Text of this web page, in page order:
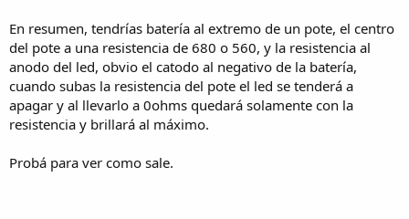
En resumen, tendrías batería al extremo de un pote, el centro
del pote a una resistencia de 680 o 560, y la resistencia al
anodo del led, obvio el catodo al negativo de la batería,
cuando subas la resistencia del pote el led se tenderá a
apagar y al llevarlo a 0ohms quedará solamente con la
resistencia y brillará al máximo.
Probá para ver como sale.